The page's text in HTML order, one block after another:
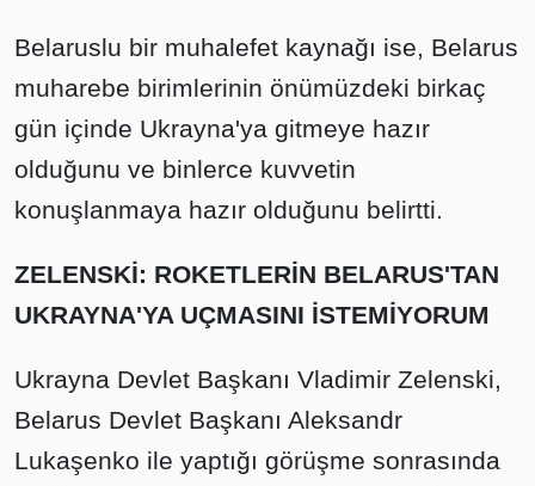
Belaruslu bir muhalefet kaynağı ise, Belarus
muharebe birimlerinin önümüzdeki birkaç
gün içinde Ukrayna'ya gitmeye hazır
olduğunu ve binlerce kuvvetin
konuşlanmaya hazır olduğunu belirtti.
ZELENSKİ: ROKETLERİN BELARUS'TAN
UKRAYNA'YA UÇMASINI İSTEMİYORUM
Ukrayna Devlet Başkanı Vladimir Zelenski,
Belarus Devlet Başkanı Aleksandr
Lukaşenko ile yaptığı görüşme sonrasında